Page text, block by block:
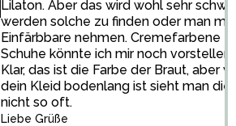
Lilaton. Aber das wird wohl sehr
werden solche zu finden oder man
Einfärbbare nehmen. Cremefarbene
Schuhe könnte ich mir noch vorstellen.
Klar, das ist die Farbe der Braut, aber
dein Kleid bodenlang ist sieht man die
nicht so oft.
Liebe Grüße